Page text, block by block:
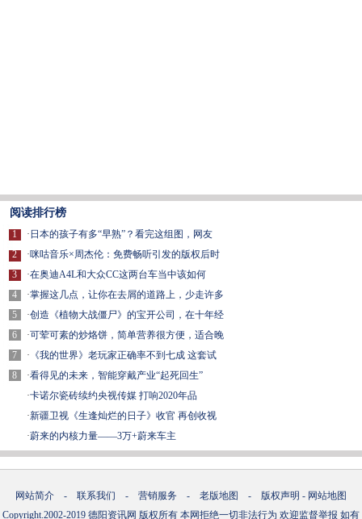
阅读排行榜
1
2
3
4
5
6
7
8
· 日本的孩子有多“早熟”？看完这组图，网友
·咪咕音乐×周杰伦：免费畅听引发的版权后时
·在奥迪A4L和大众CC这两台车当中该如何
·掌握这几点，让你在去屑的道路上，少走许多
·创造《植物大战僵尸》的宝开公司，在十年经
·可荤可素的炒烙饼，简单营养很方便，适合晚
· 《我的世界》老玩家正确率不到七成 这套试
·看得见的未来，智能穿戴产业“起死回生”
·卡诺尔瓷砖续约央视传媒 打响2020年品
·新疆卫视《生逢灿烂的日子》收官 再创收视
·蔚来的内核力量——3万+蔚来车主
网站简介 - 联系我们 - 营销服务 - 老版地图 - 版权声明 - 网站地图
Copyright.2002-2019 德阳资讯网 版权所有 本网拒绝一切非法行为 欢迎监督举报 如有